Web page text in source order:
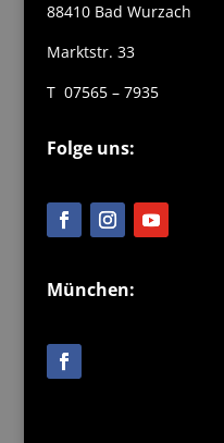
88410 Bad Wurzach
Marktstr. 33
T 07565 – 7935
Folge uns:
München: